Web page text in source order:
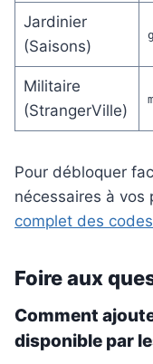
Jardinier
(Saisons)
Militaire
(StrangerVille)
Pour débloquer
nécessaires à vos
complet des
Foire aux
Comment
disponible par